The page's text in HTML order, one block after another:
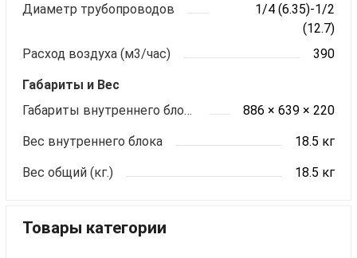
Диаметр трубопроводов
1/4 (6.35)-1/2
(12.7)
Расход воздуха (м3/час)
390
Габариты и Вес
Габариты внутреннего блока ШхВхГ (мм)
886 × 639 × 220
Вес внутреннего блока 18.5 кг
Вес общий (кг.) 18.5 кг
Товары категории